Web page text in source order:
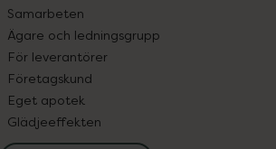
Samarbeten
Ägare och ledningsgrupp
För leverantörer
Företagskund
Eget apotek
Glädjeeffekten